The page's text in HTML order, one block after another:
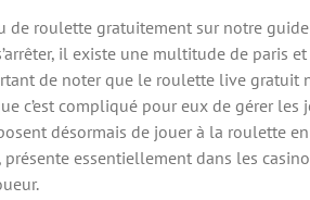
de roulette gratuitement sur notre
il existe une multitude de paris
de noter que le roulette live gratuit
c’est compliqué pour eux de gérer
désormais de jouer à la roulette
essentiellement dans les